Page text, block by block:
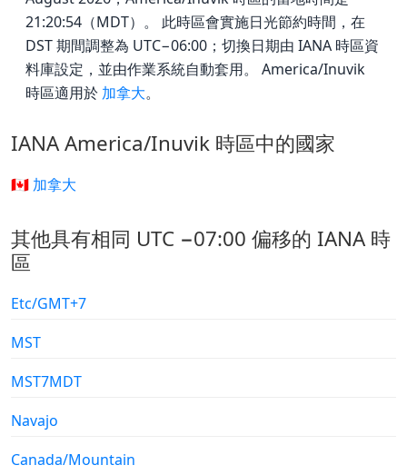
21:20:54（MDT）。 此時區會實施日光節約時間，在
DST 期間調整為 UTC−06:00；切換日期由 IANA 時區資
料庫設定，並由作業系統自動套用。 America/Inuvik
時區適用於 加拿大。
IANA America/Inuvik 時區中的國家
🇨🇦 加拿大
其他具有相同 UTC −07:00 偏移的 IANA 時
區
Etc/GMT+7
MST
MST7MDT
Navajo
Canada/Mountain